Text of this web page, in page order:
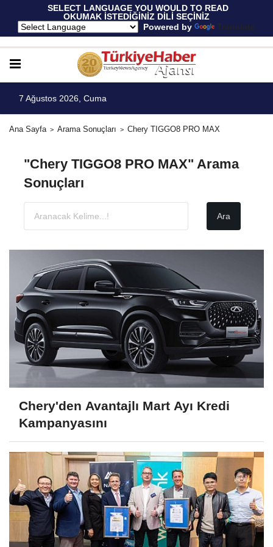
SELECT LANGUAGE YOU WOULD TO READ
OKUMAK İSTEDİĞİNİZ DİLİ SEÇİNİZ
Powered by
Translate
7 Ağustos 2026, Cuma
Ana Sayfa Arama Sonuçları Chery TIGGO8 PRO MAX
"Chery TIGGO8 PRO MAX" Arama
Sonuçları
Chery'den Avantajlı Mart Ayı Kredi
Kampanyasını